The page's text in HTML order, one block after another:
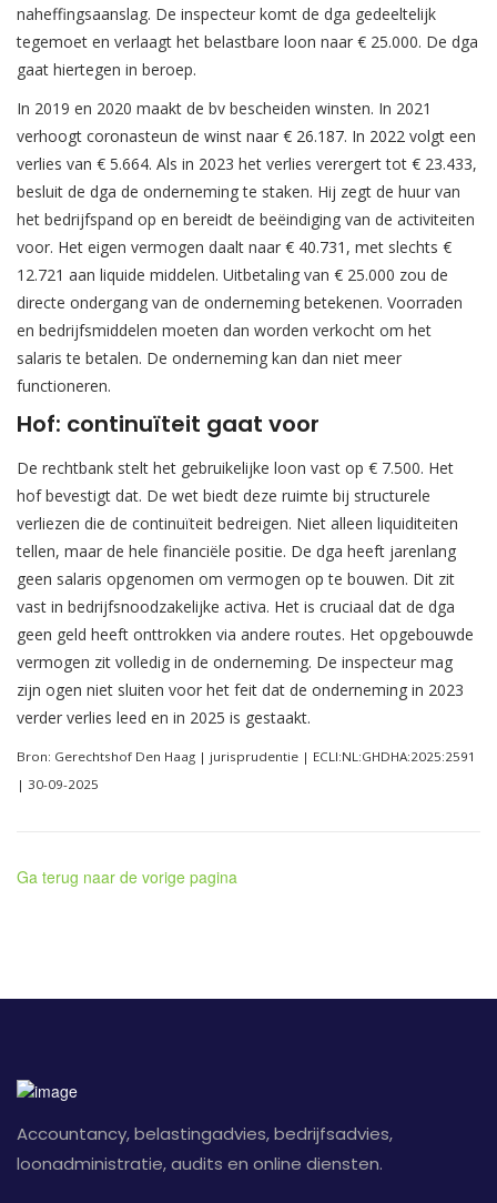
naheffingsaanslag. De inspecteur komt de dga gedeeltelijk
tegemoet en verlaagt het belastbare loon naar € 25.000. De dga
gaat hiertegen in beroep.
In 2019 en 2020 maakt de bv bescheiden winsten. In 2021
verhoogt coronasteun de winst naar € 26.187. In 2022 volgt een
verlies van € 5.664. Als in 2023 het verlies verergert tot € 23.433,
besluit de dga de onderneming te staken. Hij zegt de huur van
het bedrijfspand op en bereidt de beëindiging van de activiteiten
voor. Het eigen vermogen daalt naar € 40.731, met slechts €
12.721 aan liquide middelen. Uitbetaling van € 25.000 zou de
directe ondergang van de onderneming betekenen. Voorraden
en bedrijfsmiddelen moeten dan worden verkocht om het
salaris te betalen. De onderneming kan dan niet meer
functioneren.
Hof: continuïteit gaat voor
De rechtbank stelt het gebruikelijke loon vast op € 7.500. Het
hof bevestigt dat. De wet biedt deze ruimte bij structurele
verliezen die de continuïteit bedreigen. Niet alleen liquiditeiten
tellen, maar de hele financiële positie. De dga heeft jarenlang
geen salaris opgenomen om vermogen op te bouwen. Dit zit
vast in bedrijfsnoodzakelijke activa. Het is cruciaal dat de dga
geen geld heeft onttrokken via andere routes. Het opgebouwde
vermogen zit volledig in de onderneming. De inspecteur mag
zijn ogen niet sluiten voor het feit dat de onderneming in 2023
verder verlies leed en in 2025 is gestaakt.
Bron: Gerechtshof Den Haag | jurisprudentie | ECLI:NL:GHDHA:2025:2591
| 30-09-2025
Ga terug naar de vorige pagina
Accountancy, belastingadvies, bedrijfsadvies,
loonadministratie, audits en online diensten.